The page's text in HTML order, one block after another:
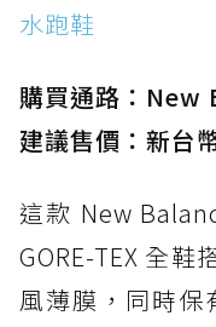
防水鞋推薦
水跑鞋
購買通路：New
建議售價：新台
這款 New
GORE-TEX 全鞋
風薄膜，同時保